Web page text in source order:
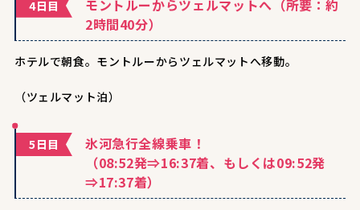
4日目
モントルーからツェルマットへ（所要：約
2時間40分）
ホテルで朝食。モントルーからツェルマットへ移動。
（ツェルマット泊）
5日目
氷河急行全線乗車！
（08:52発⇒16:37着、もしくは09:52発
⇒17:37着）